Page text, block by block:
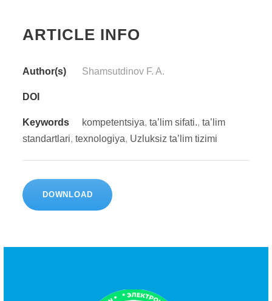
ARTICLE INFO
Author(s) Shamsutdinov F. A.
DOI
Keywords kompetentsiya, ta’lim sifati., ta’lim
standartlari, texnologiya, Uzluksiz ta’lim tizimi
DOWNLOAD